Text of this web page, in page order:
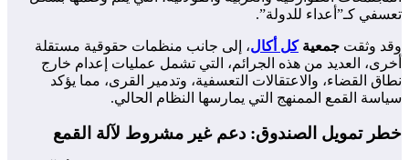
تعسفي كـ”أعداء للدولة”.
وقد وثقت جمعيةكل أكال، إلى جانب منظمات حقوقية مستقلة
أخرى، العديد من هذه الجرائم، التي تشمل عمليات إعدام خارج
نطاق القضاء، والاعتقالات التعسفية، وتدمير القرى، مما يؤكد
سياسة القمع الممنهج التي يمارسها النظام الحالي.
خطر تمويل الصندوق: دعم غير مشروط لآلة القمع